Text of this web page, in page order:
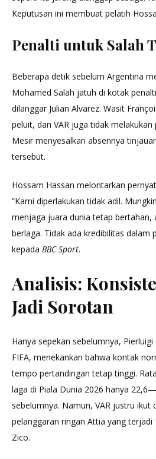
Keputusan ini membuat pelatih
Penalti untuk Salah
Beberapa detik sebelum Argentina
Mohamed Salah jatuh di kotak
dilanggar Julian Alvarez. Wasit
peluit, dan VAR juga tidak
Mesir menyesalkan absennya
tersebut.
Hossam Hassan melontarkan
“Kami diperlakukan tidak adil.
menjaga juara dunia tetap bertahan,
berlaga. Tidak ada kredibilitas dalam
kepada BBC Sport.
Analisis:
Jadi Sorotan
Hanya sepekan sebelumnya,
FIFA, menekankan bahwa kontak
tempo pertandingan tetap tinggi.
laga di Piala Dunia 2026 hanya
sebelumnya. Namun, VAR justru ikut
pelanggaran ringan Attia yang terjadi
Zico.